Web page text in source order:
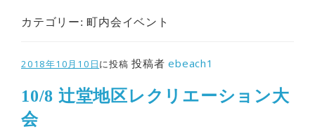
カテゴリー:町内会イベント
2018年10月10日に投稿 投稿者ebeach1
10/8 辻堂地区レクリエーション大
会